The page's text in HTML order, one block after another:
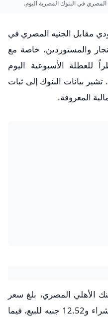
في البنوك المصرية اليوم.
مقابل الجنيه المصري في
والمستوردين، خاصة مع
للعطلة الأسبوعية اليوم
السبت، الموافق 31 يناير 2026. تشير بيانات البنوك إلى ثبات
المعروفة.
الأهلي المصري، بلغ سعر
الريال السعودي 12.45 جنيه للشراء و12.52 جنيه للبيع، فيما